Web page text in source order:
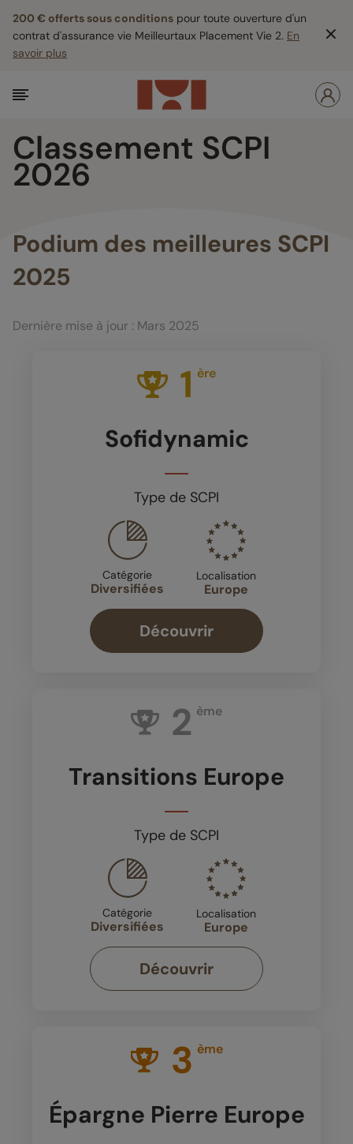
200 € offerts sous conditions pour toute ouverture d'un
contrat d'assurance vie Meilleurtaux Placement Vie 2. En
savoir plus
Classement SCPI
2026
Podium des meilleures SCPI
2025
Dernière mise à jour : Mars 2025
1 ère
Sofidynamic
Type de SCPI
Catégorie
Diversifiées
Localisation
Europe
Découvrir
2 ème
Transitions Europe
Type de SCPI
Catégorie
Diversifiées
Localisation
Europe
Découvrir
3 ème
Épargne Pierre Europe